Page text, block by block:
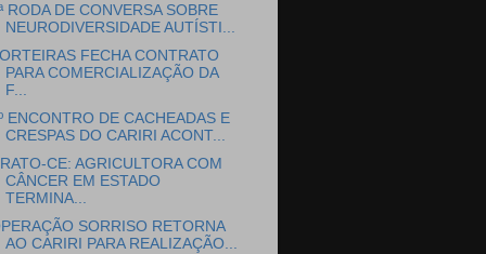
RODA DE CONVERSA SOBRE
NEURODIVERSIDADE AUTÍSTI...
FECHA CONTRATO
PARA COMERCIALIZAÇÃO DA
F...
ENCONTRO DE CACHEADAS E
CRESPAS DO CARIRI ACONT...
CE: AGRICULTORA COM
CÂNCER EM ESTADO
TERMINA...
SORRISO RETORNA
AO CARIRI PARA REALIZAÇÃO...